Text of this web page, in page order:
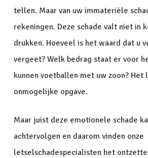
tellen. Maar van uw immateriële
rekeningen. Deze schade valt niet in
drukken. Hoeveel is het waard dat u
vergeet? Welk bedrag staat er voor
kunnen voetballen met uw zoon? Het
onmogelijke opgave.
Maar juist deze emotionele schade
achtervolgen en daarom vinden onze
letselschadespecialisten het